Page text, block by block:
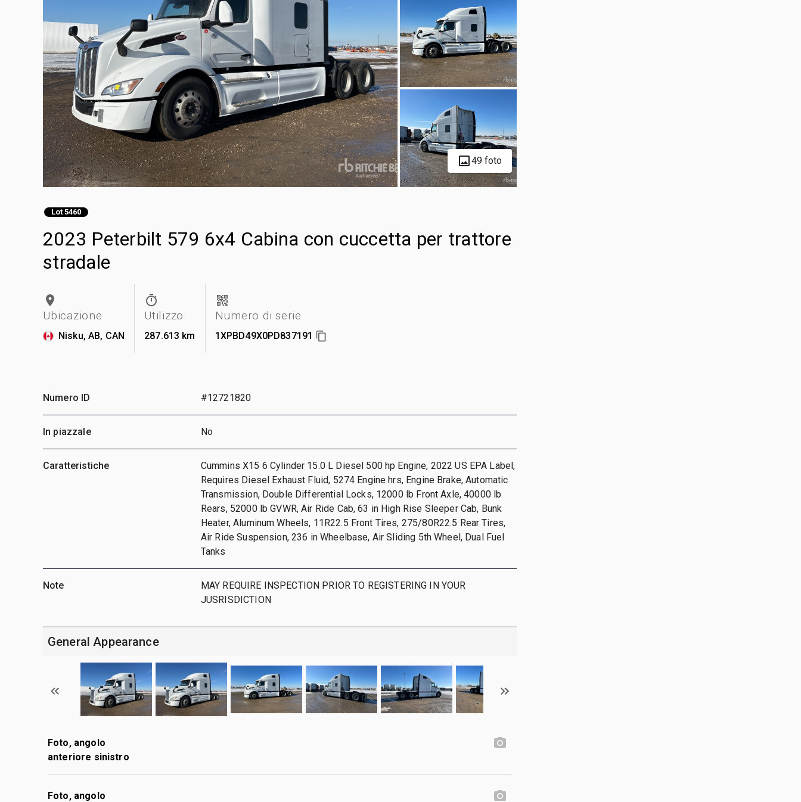
49 foto
Lot 5460
2023 Peterbilt 579 6x4 Cabina con cuccetta per trattore
stradale
Ubicazione
Nisku, AB, CAN
Utilizzo
287.613 km
Numero di serie
1XPBD49X0PD837191
Numero ID #12721820
In piazzale No
Caratteristiche
Cummins X15 6 Cylinder 15.0 L Diesel 500 hp Engine, 2022 US EPA Label,
Requires Diesel Exhaust Fluid, 5274 Engine hrs, Engine Brake, Automatic
Transmission, Double Differential Locks, 12000 lb Front Axle, 40000 lb
Rears, 52000 lb GVWR, Air Ride Cab, 63 in High Rise Sleeper Cab, Bunk
Heater, Aluminum Wheels, 11R22.5 Front Tires, 275/80R22.5 Rear Tires,
Air Ride Suspension, 236 in Wheelbase, Air Sliding 5th Wheel, Dual Fuel
Tanks
Note
MAY REQUIRE INSPECTION PRIOR TO REGISTERING IN YOUR
JUSRISDICTION
General Appearance
Foto, angolo
anteriore sinistro
Foto, angolo